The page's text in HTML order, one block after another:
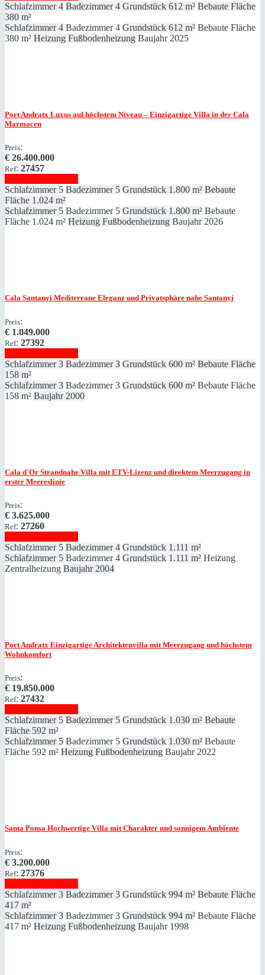
Schlafzimmer 4 Badezimmer 4 Grundstück 612 m² Bebaute Fläche
380 m²
Schlafzimmer 4 Badezimmer 4 Grundstück 612 m² Bebaute Fläche
380 m² Heizung Fußbodenheizung Baujahr 2025
Port Andratx Luxus auf höchstem Niveau – Einzigartige Villa in der Cala
Marmacen
Preis:
€ 26.400.000
Ref: 27457
Schlafzimmer 5 Badezimmer 5 Grundstück 1.800 m² Bebaute
Fläche 1.024 m²
Schlafzimmer 5 Badezimmer 5 Grundstück 1.800 m² Bebaute
Fläche 1.024 m² Heizung Fußbodenheizung Baujahr 2026
Cala Santanyi Mediterrane Eleganz und Privatsphäre nahe Santanyí
Preis:
€ 1.049.000
Ref: 27392
Schlafzimmer 3 Badezimmer 3 Grundstück 600 m² Bebaute Fläche
158 m²
Schlafzimmer 3 Badezimmer 3 Grundstück 600 m² Bebaute Fläche
158 m² Baujahr 2000
Cala d`Or Strandnahe Villa mit ETV-Lizenz und direktem Meerzugang in
erster Meereslinie
Preis:
€ 3.625.000
Ref: 27260
Schlafzimmer 5 Badezimmer 4 Grundstück 1.111 m²
Schlafzimmer 5 Badezimmer 4 Grundstück 1.111 m² Heizung
Zentralheizung Baujahr 2004
Port Andratx Einzigartige Architektenvilla mit Meerzugang und höchstem
Wohnkomfort
Preis:
€ 19.850.000
Ref: 27432
Schlafzimmer 5 Badezimmer 5 Grundstück 1.030 m² Bebaute
Fläche 592 m²
Schlafzimmer 5 Badezimmer 5 Grundstück 1.030 m² Bebaute
Fläche 592 m² Heizung Fußbodenheizung Baujahr 2022
Santa Ponsa Hochwertige Villa mit Charakter und sonnigem Ambiente
Preis:
€ 3.200.000
Ref: 27376
Schlafzimmer 3 Badezimmer 3 Grundstück 994 m² Bebaute Fläche
417 m²
Schlafzimmer 3 Badezimmer 3 Grundstück 994 m² Bebaute Fläche
417 m² Heizung Fußbodenheizung Baujahr 1998